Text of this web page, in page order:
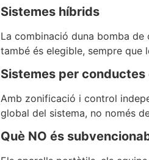
Sistemes híbrids
La combinació duna bomba
també és elegible, sempre que
Sistemes per
Amb zonificació i control
global del sistema, no només
Què NO és